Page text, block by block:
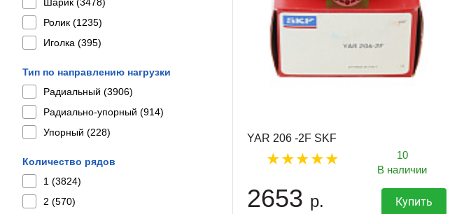
Ролик (1235)
Иголка (395)
Тип по направлению нагрузки
Радиальный (3906)
Радиально-упорный (914)
Упорный (228)
Количество рядов
1 (3824)
2 (570)
YAR 206 -2F SKF
10
В наличии
2653 р. Купить